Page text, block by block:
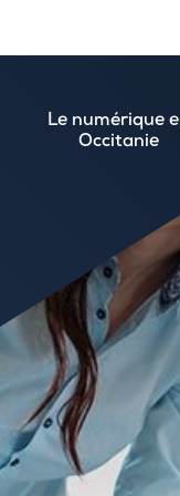
Le numérique
Occitanie